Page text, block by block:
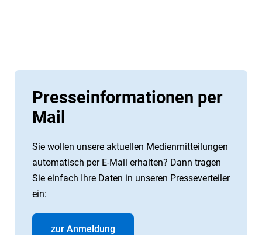
Presseinformationen per
Mail
Sie wollen unsere aktuellen Medienmitteilungen
automatisch per E-Mail erhalten? Dann tragen
Sie einfach Ihre Daten in unseren Presseverteiler
ein:
zur Anmeldung